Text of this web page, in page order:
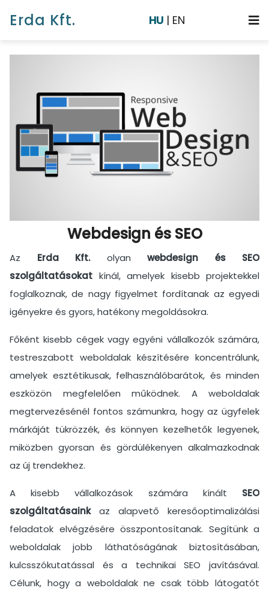
Erda Kft.
Rólunk
Munkáink
Szolgáltatások
Cikkek
HU | EN
Webdesign és SEO
Az Erda Kft.olyan webdesign és SEO
szolgáltatásokat kínál, amelyek kisebb projektekkel
foglalkoznak, de nagy figyelmet fordítanak az egyedi
igényekre és gyors, hatékony megoldásokra.
Főként kisebb cégek vagy egyéni vállalkozók számára,
testreszabott weboldalak készítésére koncentrálunk,
amelyek esztétikusak, felhasználóbarátok, és minden
eszközön megfelelően működnek. A weboldalak
megtervezésénél fontos számunkra, hogy az ügyfelek
márkáját tükrözzék, és könnyen kezelhetők legyenek,
miközben gyorsan és gördülékenyen alkalmazkodnak
az új trendekhez.
A kisebb vállalkozások számára kínált SEO
szolgáltatásainkaz alapvető keresőoptimalizálási
feladatok elvégzésére összpontosítanak. Segítünk a
weboldalak jobb láthatóságának biztosításában,
kulcsszókutatással és a technikai SEO javításával.
Célunk, hogy a weboldalak ne csak több látogatót